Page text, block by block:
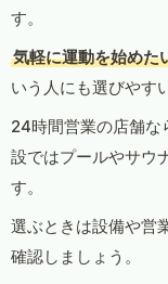
す。
気軽に運動を始めた
いう人にも選びやす
24時間営業の店舗な
設ではプールやサウ
す。
選ぶときは設備や営
確認しましょう。